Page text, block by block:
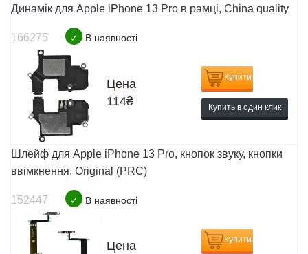
Динамік для Apple iPhone 13 Pro в рамці, China quality
166275 ✓ В наявності
Цена
114₴
Купити
Купить в один клик
Шлейф для Apple iPhone 13 Pro, кнопок звуку, кнопки
ввімкнення, Original (PRC)
152447 ✓ В наявності
Цена
Купити